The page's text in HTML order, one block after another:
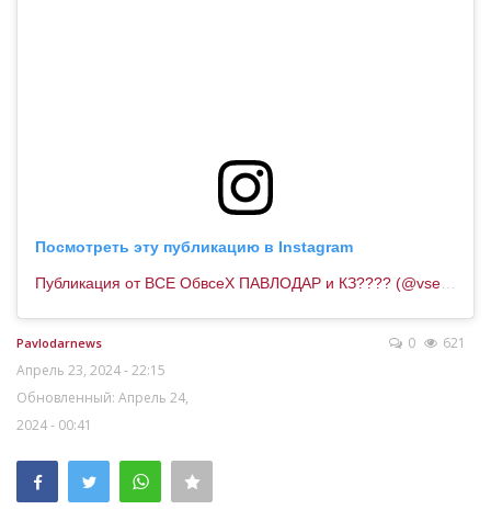
Посмотреть эту публикацию в Instagram
Публикация от ВСЕ ОбвсеХ ПАВЛОДАР и КЗ???? (@vse.obovseh.pvl)
Pavlodarnews
Апрель 23, 2024 - 22:15
Обновленный: Апрель 24,
2024 - 00:41
0 621